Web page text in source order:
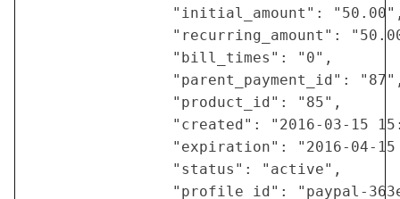
"initial_amount":
"recurring_amount":
                "bill_times": "0",
"parent_payment_id":
                "product_id": "85",
"created": "2016-03-15
"expiration": "2016-04-
                "status": "active",
"profile_id": "paypal-